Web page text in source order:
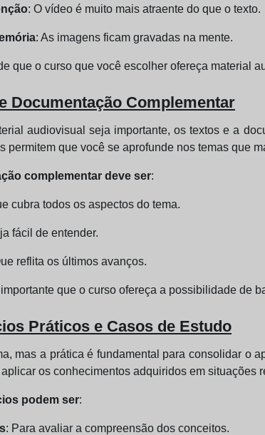
: O vídeo é muito mais atraente do que o texto.
: As imagens ficam gravadas na mente.
que o curso que você escolher ofereça material
Documentação Complementar
audiovisual seja importante, os textos e a
permitem que você se aprofunde nos temas que
complementar deve ser:
cubra todos os aspectos do tema.
fácil de entender.
reflita os últimos avanços.
que o curso ofereça a possibilidade de
Práticos e Casos de Estudo
mas a prática é fundamental para consolidar o
os conhecimentos adquiridos em situações
podem ser:
: Para avaliar a compreensão dos conceitos.